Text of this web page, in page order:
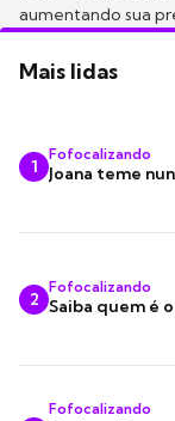
aumentando sua
Mais lidas
1
Fofocalizando
Joana teme
2
Fofocalizando
Saiba quem é
Fofocalizando